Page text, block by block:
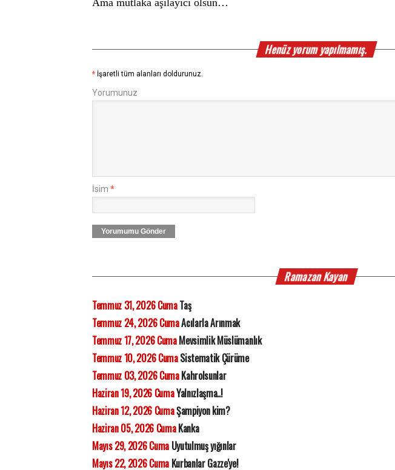
Ama mutlaka aşılayıcı olsun…
Henüz yorum yapılmamış.
* İşaretli tüm alanları doldurunuz.
Yorumunuz
İsim *
Yorumumu Gönder
Ramazan Kayan
Temmuz 31, 2026 CumaTaş
Temmuz 24, 2026 CumaAcılarla Arınmak
Temmuz 17, 2026 CumaMevsimlik Müslümanlık
Temmuz 10, 2026 CumaSistematik Çürüme
Temmuz 03, 2026 CumaKahrolsunlar
Haziran 19, 2026 CumaYalnızlaşma..!
Haziran 12, 2026 CumaŞampiyon kim?
Haziran 05, 2026 CumaKanka
Mayıs 29, 2026 CumaUyutulmuş yığınlar
Mayıs 22, 2026 CumaKurbanlar Gazze'ye!